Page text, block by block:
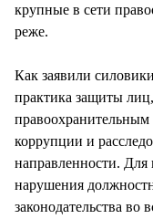
крупные в сети
реже.
Как заявили
практика защиты
коррупции и
направленности.
нарушения
законодательства во